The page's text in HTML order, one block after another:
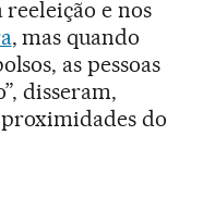
e nos
, mas quando
as pessoas
disseram,
do